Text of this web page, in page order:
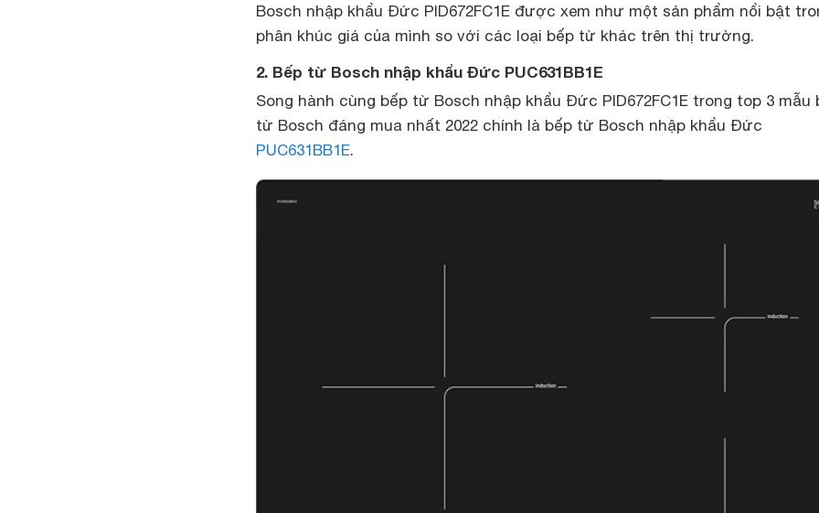
Bosch nhập khẩu Đức PID672FC1E được xem như một sản phẩm nổi bật
phân khúc giá của mình so với các loại bếp từ khác trên thị trường.
2. Bếp từ Bosch nhập khẩu Đức PUC631BB1E
Song hành cùng bếp từ Bosch nhập khẩu Đức PID672FC1E trong top 3 mẫu
từ Bosch đáng mua nhất 2022 chính là bếp từ Bosch nhập khẩu Đức
PUC631BB1E.